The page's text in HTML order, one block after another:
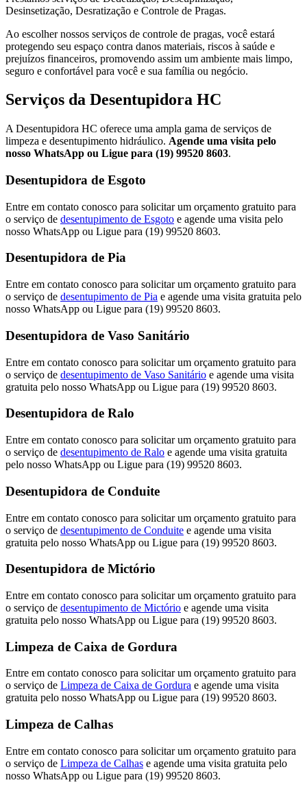
Desinsetização, Desratização e Controle de Pragas.
Ao escolher nossos serviços de controle de pragas, você estará
protegendo seu espaço contra danos materiais, riscos à saúde e
prejuízos financeiros, promovendo assim um ambiente mais limpo,
seguro e confortável para você e sua família ou negócio.
Serviços da Desentupidora HC
A Desentupidora HC oferece uma ampla gama de serviços de
limpeza e desentupimento hidráulico. Agende uma visita pelo
nosso WhatsApp ou Ligue para (19) 99520 8603.
Desentupidora de Esgoto
Entre em contato conosco para solicitar um orçamento gratuito para
o serviço de desentupimento de Esgoto e agende uma visita pelo
nosso WhatsApp ou Ligue para (19) 99520 8603.
Desentupidora de Pia
Entre em contato conosco para solicitar um orçamento gratuito para
o serviço de desentupimento de Pia e agende uma visita gratuita pelo
nosso WhatsApp ou Ligue para (19) 99520 8603.
Desentupidora de Vaso Sanitário
Entre em contato conosco para solicitar um orçamento gratuito para
o serviço de desentupimento de Vaso Sanitário e agende uma visita
gratuita pelo nosso WhatsApp ou Ligue para (19) 99520 8603.
Desentupidora de Ralo
Entre em contato conosco para solicitar um orçamento gratuito para
o serviço de desentupimento de Ralo e agende uma visita gratuita
pelo nosso WhatsApp ou Ligue para (19) 99520 8603.
Desentupidora de Conduite
Entre em contato conosco para solicitar um orçamento gratuito para
o serviço de desentupimento de Conduite e agende uma visita
gratuita pelo nosso WhatsApp ou Ligue para (19) 99520 8603.
Desentupidora de Mictório
Entre em contato conosco para solicitar um orçamento gratuito para
o serviço de desentupimento de Mictório e agende uma visita
gratuita pelo nosso WhatsApp ou Ligue para (19) 99520 8603.
Limpeza de Caixa de Gordura
Entre em contato conosco para solicitar um orçamento gratuito para
o serviço de Limpeza de Caixa de Gordura e agende uma visita
gratuita pelo nosso WhatsApp ou Ligue para (19) 99520 8603.
Limpeza de Calhas
Entre em contato conosco para solicitar um orçamento gratuito para
o serviço de Limpeza de Calhas e agende uma visita gratuita pelo
nosso WhatsApp ou Ligue para (19) 99520 8603.